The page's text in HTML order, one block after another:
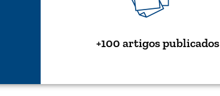
+100 artigos publicados